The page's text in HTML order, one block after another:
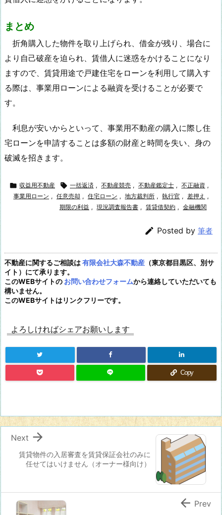
まとめ
折角購入した物件を取り上げられ、借金が残り、場合に
より自己破産を迫られ、賃借人に迷惑をかけることになり
ますので、賃貸用途で戸建住宅をローンを利用して購入す
る際は、事業用ローンによる融資を受けることが必要で
す。
利息が安いからといって、事業用不動産の購入に際し住
宅ローンを申請することは多額の財産と時間を失い、身の
破滅を招きます。
 収益用不動産  一括返済 , 不動産競売 , 不動産鑑定士 , 不正融資 ,
事業用ローン , 任意売却 , 住宅ローン , 地方裁判所 , 執行官 , 差押え ,
期限の利益 , 現況調査報告書 , 賃貸借契約 , 金融機関
 Posted by 筆者
不動産に関するご相談は有限会社大森不動産 （東京都目黒区、別サ
イト）にて承ります。
このWEBサイトの お問い合わせフォームから連絡していただいても
構いません。
このWEBサイトはリンクフリーです。
よろしければシェアお願いします
Copy
賃貸物件の入居審査を賃貸保証会社のみに
任せてはいけません（オーナー様向け）

Next
 Prev